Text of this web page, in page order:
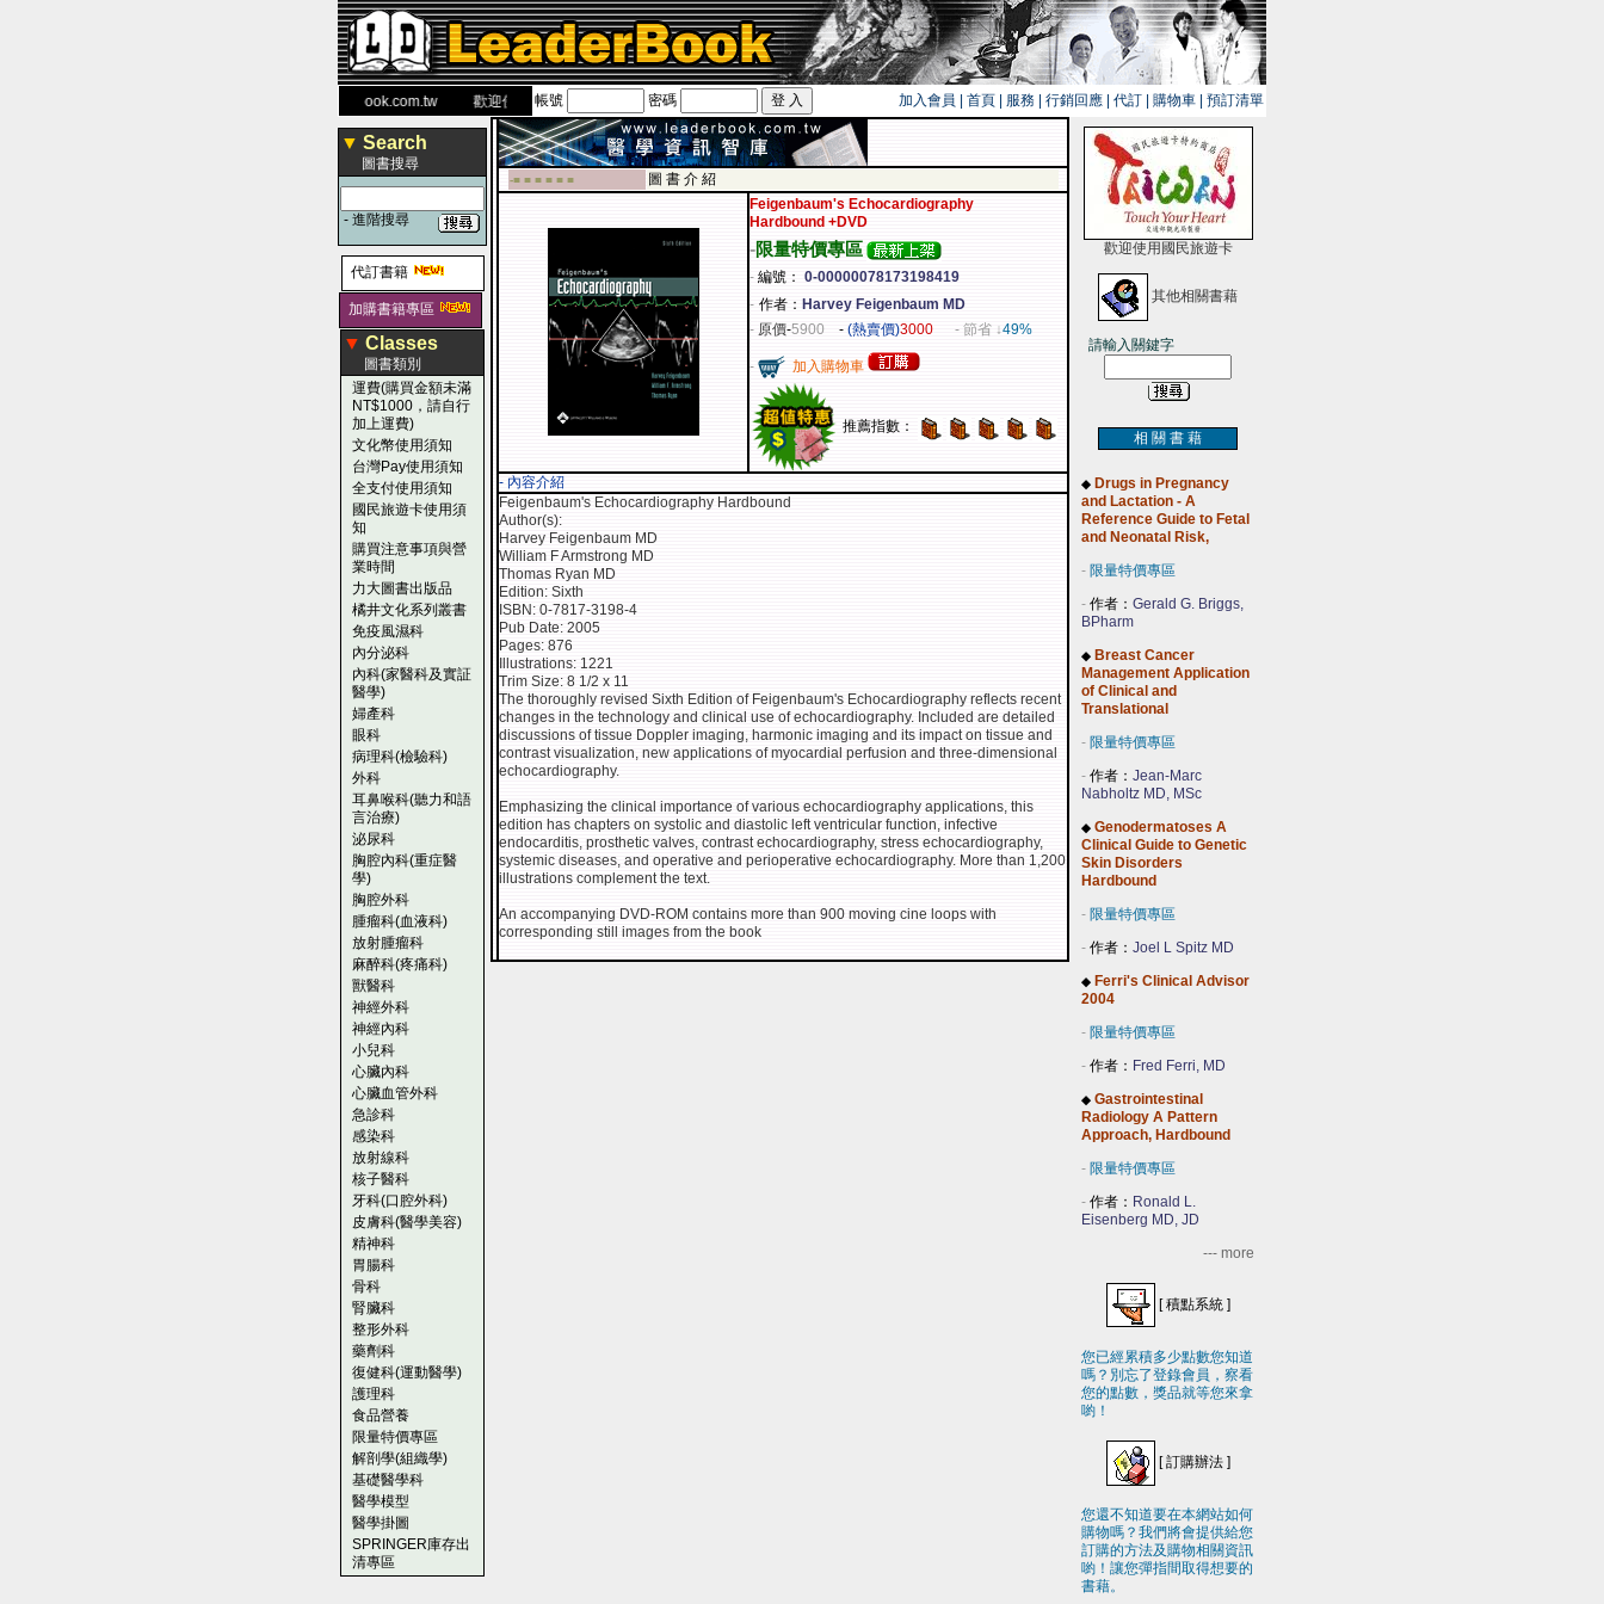
www.leaderbook.com.tw歡迎使用 國民旅遊卡！！
帳號 密碼 加入會員 首頁 服務 行銷回應 代訂 購物車 預訂清單
▼ Search
圖書搜尋
- 進階搜尋
代訂書籍
加購書籍專區
▼ Classes
圖書類別
運費(購買金額未滿
NT$1000，請自行
加上運費)
文化幣使用須知
台灣Pay使用須知
全支付使用須知
國民旅遊卡使用須
知
購買注意事項與營
業時間
力大圖書出版品
橘井文化系列叢書
免疫風濕科
內分泌科
內科(家醫科及實証
醫學)
婦產科
眼科
病理科(檢驗科)
外科
耳鼻喉科(聽力和語
言治療)
泌尿科
胸腔內科(重症醫
學)
胸腔外科
腫瘤科(血液科)
放射腫瘤科
麻醉科(疼痛科)
獸醫科
神經外科
神經內科
小兒科
心臟內科
心臟血管外科
急診科
感染科
放射線科
核子醫科
牙科(口腔外科)
皮膚科(醫學美容)
精神科
胃腸科
骨科
腎臟科
整形外科
藥劑科
復健科(運動醫學)
護理科
食品營養
限量特價專區
解剖學(組織學)
基礎醫學科
醫學模型
醫學掛圖
SPRINGER庫存出
清專區
-■ ■ ■ ■ ■ ■
圖 書 介 紹
Feigenbaum's Echocardiography
Hardbound +DVD
-限量特價專區
- 編號： 0-00000078173198419
- 作者： Harvey Feigenbaum MD
- 原價-5900 - (熱賣價)3000 - 節省 ↓49%
- 加入購物車
推薦指數：
- 內容介紹
Feigenbaum's Echocardiography Hardbound
Author(s):
Harvey Feigenbaum MD
William F Armstrong MD
Thomas Ryan MD
Edition: Sixth
ISBN: 0-7817-3198-4
Pub Date: 2005
Pages: 876
Illustrations: 1221
Trim Size: 8 1/2 x 11
The thoroughly revised Sixth Edition of Feigenbaum's Echocardiography reflects recent
changes in the technology and clinical use of echocardiography. Included are detailed
discussions of tissue Doppler imaging, harmonic imaging and its impact on tissue and
contrast visualization, new applications of myocardial perfusion and three-dimensional
echocardiography.
Emphasizing the clinical importance of various echocardiography applications, this
edition has chapters on systolic and diastolic left ventricular function, infective
endocarditis, prosthetic valves, contrast echocardiography, stress echocardiography,
systemic diseases, and operative and perioperative echocardiography. More than 1,200
illustrations complement the text.
An accompanying DVD-ROM contains more than 900 moving cine loops with
corresponding still images from the book
歡迎使用國民旅遊卡
其他相關書藉
請輸入關鍵字
相 關 書 藉
◆ Drugs in Pregnancy
and Lactation - A
Reference Guide to Fetal
and Neonatal Risk,
- 限量特價專區
- 作者： Gerald G. Briggs,
BPharm
◆ Breast Cancer
Management Application
of Clinical and
Translational
- 限量特價專區
- 作者： Jean-Marc
Nabholtz MD, MSc
◆ Genodermatoses A
Clinical Guide to Genetic
Skin Disorders
Hardbound
- 限量特價專區
- 作者： Joel L Spitz MD
◆ Ferri's Clinical Advisor
2004
- 限量特價專區
- 作者： Fred Ferri, MD
◆ Gastrointestinal
Radiology A Pattern
Approach, Hardbound
- 限量特價專區
- 作者： Ronald L.
Eisenberg MD, JD
--- more
[積點系統 ]
您已經累積多少點數您知道
嗎？別忘了登錄會員，察看
您的點數，獎品就等您來拿
喲！
[訂購辦法]
您還不知道要在本網站如何
購物嗎？我們將會提供給您
訂購的方法及購物相關資訊
喲！讓您彈指間取得想要的
書藉。